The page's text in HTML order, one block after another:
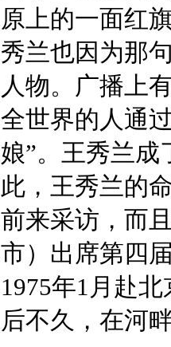
原上的一面红
秀兰也因为那
人物。广播上
全世界的人通
娘”。王秀兰
此，王秀兰的
前来采访，而
市）出席第四
1975年1月赴
后不久，在河